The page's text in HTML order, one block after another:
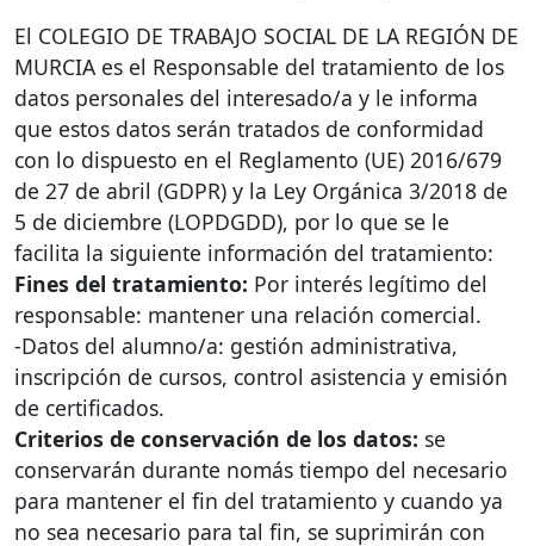
El COLEGIO DE TRABAJO SOCIAL DE LA REGIÓN DE
MURCIA es el Responsable del tratamiento de los
datos personales del interesado/a y le informa
que estos datos serán tratados de conformidad
con lo dispuesto en el Reglamento (UE) 2016/679
de 27 de abril (GDPR) y la Ley Orgánica 3/2018 de
5 de diciembre (LOPDGDD), por lo que se le
facilita la siguiente información del tratamiento:
Fines del tratamiento: Por interés legítimo del
responsable: mantener una relación comercial.
-Datos del alumno/a: gestión administrativa,
inscripción de cursos, control asistencia y emisión
de certificados.
Criterios de conservación de los datos: se
conservarán durante nomás tiempo del necesario
para mantener el fin del tratamiento y cuando ya
no sea necesario para tal fin, se suprimirán con